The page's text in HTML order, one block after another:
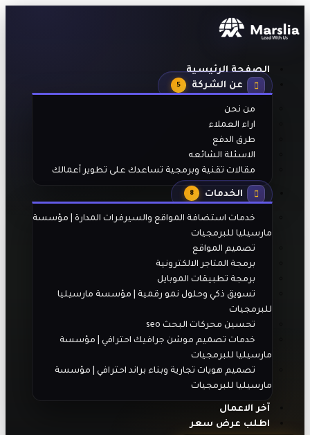
الصفحة الرئيسية
عن الشركة
5
من نحن
اراء العملاء
طرق الدفع
الاسئلة الشائعه
مقالات تقنية وبرمجية تساعدك على تطوير أعمالك
الخدمات 8
خدمات استضافة المواقع والسيرفرات المدارة | مؤسسة
مارسيليا للبرمجيات
تصميم المواقع
برمجة المتاجر الالكترونية
برمجة تطبيقات الموبايل
تسويق ذكي وحلول نمو رقمية | مؤسسة مارسيليا
للبرمجيات
تحسين محركات البحث seo
خدمات تصميم موشن جرافيك احترافي | مؤسسة
مارسيليا للبرمجيات
تصميم هويات تجارية وبناء براند احترافي | مؤسسة
مارسيليا للبرمجيات
آخر الاعمال
اطلب عرض سعر